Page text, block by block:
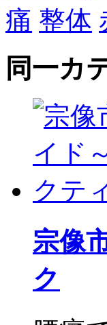
痛 整体
同一カ
宗像
ク